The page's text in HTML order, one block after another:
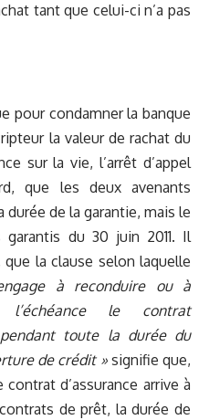
tant que celui-ci n’a pas
pour condamner la banque
la valeur de rachat du
sur la vie, l’arrêt d’appel
que les deux avenants
durée de la garantie, mais le
du 30 juin 2011. Il
la clause selon laquelle
à reconduire ou à
le contrat
pendant toute la durée du
de crédit »signifie que,
d’assurance arrive à
de prêt, la durée de